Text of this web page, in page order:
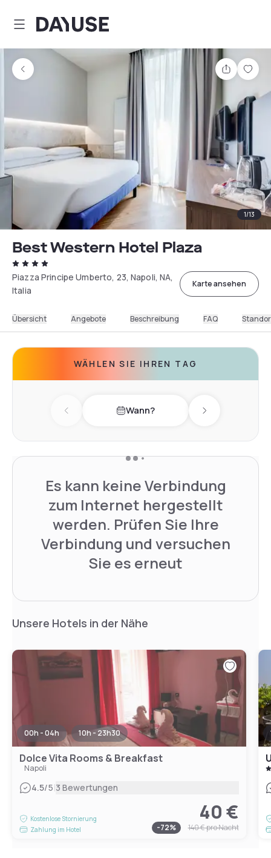
Dayuse
Teilen
1/13
Best Western Hotel Plaza
Piazza Principe Umberto, 23, Napoli, NA,
Italia
Karte ansehen
Übersicht Angebote Beschreibung FAQ
WÄHLEN SIE IHREN TAG
Previous day Wann? Next day
Es kann keine Verbindung
zum Internet hergestellt
werden. Prüfen Sie Ihre
Verbindung und versuchen
Sie es erneut
Unsere Hotels in der Nähe
00h - 04h 10h - 23h30
Dolce Vita Rooms & Breakfast
Napoli
4.5/5|3 Bewertungen
Kostenlose Stornierung
Zahlung im Hotel
40 €
-72% 140 €pro Nacht